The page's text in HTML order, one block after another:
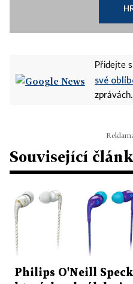
Přidejte
své
zprávách.
Související
Philips O'Neill